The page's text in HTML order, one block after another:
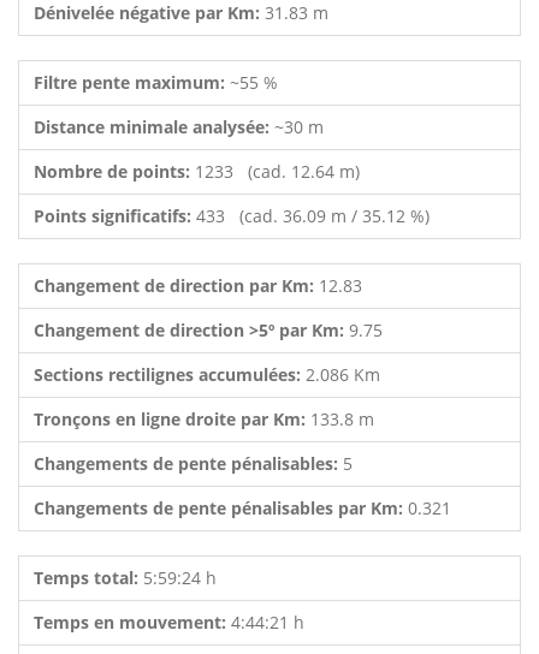
Dénivelée négative par Km: 31.83 m
Filtre pente maximum: ~55 %
Distance minimale analysée: ~30 m
Nombre de points: 1233 (cad. 12.64 m)
Points significatifs: 433 (cad. 36.09 m / 35.12 %)
Changement de direction par Km: 12.83
Changement de direction >5º par Km: 9.75
Sections rectilignes accumulées: 2.086 Km
Tronçons en ligne droite par Km: 133.8 m
Changements de pente pénalisables: 5
Changements de pente pénalisables par Km: 0.321
Temps total: 5:59:24 h
Temps en mouvement: 4:44:21 h